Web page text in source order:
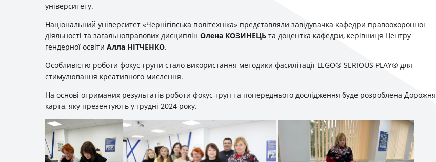
університету.
Національний університет «Чернігівська політехніка» представляли завідувачка кафедри правоохоронної
діяльності та загальноправових дисциплін Олена КОЗИНЕЦЬ та доцентка кафедри, керівниця Центру
гендерної освіти Алла НІТЧЕНКО.
Особливістю роботи фокус-групи стало використання методики фасилітації LEGO® SERIOUS PLAY® для
стимулювання креативного мислення.
На основі отриманих результатів роботи фокус-груп та попереднього дослідження буде розроблена Дорожня
карта, яку презентують у грудні 2024 року.